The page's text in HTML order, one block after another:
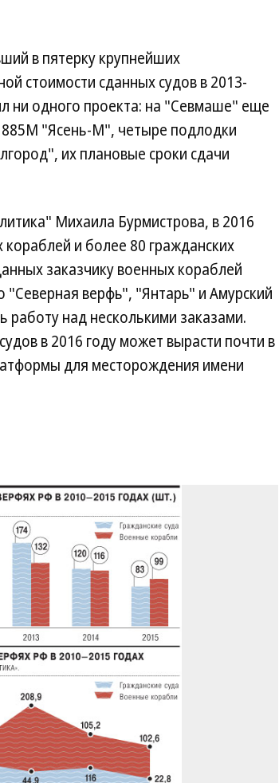
в пятерку крупнейших
стоимости сданных судов в 2013-
ни одного проекта: на "Севмаше" еще
885М "Ясень-М", четыре подлодки
их плановые сроки сдачи
Михаила Бурмистрова, в 2016
и более 80 гражданских
заказчику военных кораблей
"Северная верфь", "Янтарь" и Амурский
над несколькими заказами.
в 2016 году может вырасти почти в
для месторождения имени